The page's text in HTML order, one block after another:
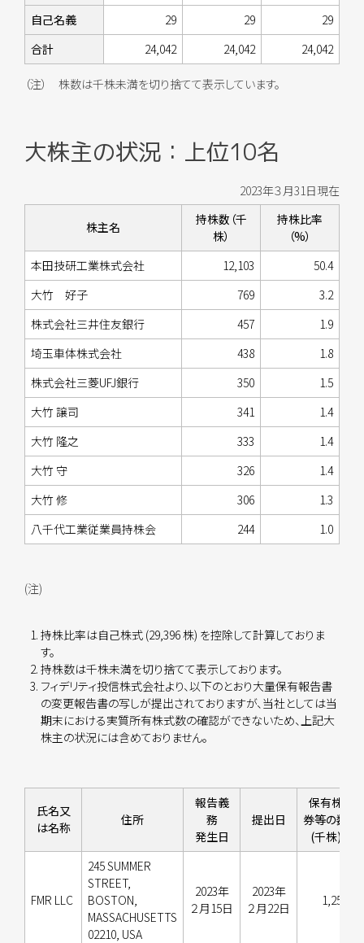
自己名義 29 29
29
合計
24,042 24,042 24,042
（注） 株数は千株未満を切り捨てて表示しています。
大株主の状況：上位10名
2023年３月31日現在
株主名
持株数（千
株）
持株比率
（%）
本田技研工業株式会社
12,103
50.4
大竹 好子
769
3.2
株式会社三井住友銀行
457
1.9
埼玉車体株式会社
438
1.8
株式会社三菱UFJ銀行
350
1.5
大竹 譲司
341
1.4
大竹 隆之
333
1.4
大竹 守
326
1.4
大竹 修
306
1.3
八千代工業従業員持株会
244 1.0
(注)
持株比率は自己株式 (29,396 株) を控除して計算しておりま
す。
持株数は千株未満を切り捨てて表示しております。
フィデリティ投信株式会社より、以下のとおり大量保有報告書
の変更報告書の写しが提出されておりますが、当社としては当
期末における実質所有株式数の確認ができないため、上記大
株主の状況には含めておりません。
氏名又
は名称
住所
報告義
務
発生日
提出日
保有株
券等の数
(千株)
FMR LLC
245 SUMMER
STREET,
BOSTON,
MASSACHUSETTS
02210, USA
2023年
２月15日
2023年
２月22日
1,252